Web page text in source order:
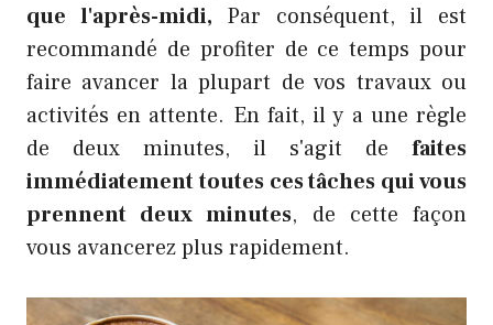
que l'après-midi, Par conséquent, il est
recommandé de profiter de ce temps pour
faire avancer la plupart de vos travaux ou
activités en attente. En fait, il y a une règle
de deux minutes, il s'agit de faites
immédiatement toutes ces tâches qui vous
prennent deux minutes, de cette façon
vous avancerez plus rapidement.